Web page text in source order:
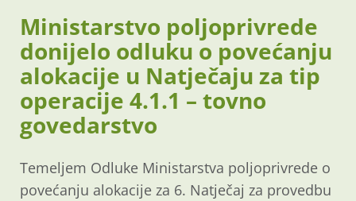
Ministarstvo poljoprivrede
donijelo odluku o povećanju
alokacije u Natječaju za tip
operacije 4.1.1 – tovno
govedarstvo
Temeljem Odluke Ministarstva poljoprivrede o
povećanju alokacije za 6. Natječaj za provedbu